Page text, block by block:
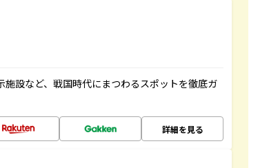
設など、戦国時代にまつわるスポットを徹底ガ
詳細を見る